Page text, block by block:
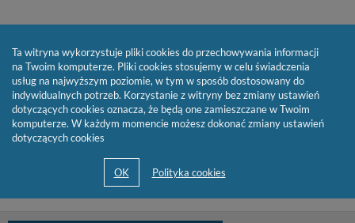
Ta witryna wykorzystuje pliki cookies do przechowywania informacji
na Twoim komputerze. Pliki cookies stosujemy w celu świadczenia
usług na najwyższym poziomie, w tym w sposób dostosowany do
indywidualnych potrzeb. Korzystanie z witryny bez zmiany ustawień
dotyczących cookies oznacza, że będą one zamieszczane w Twoim
komputerze. W każdym momencie możesz dokonać zmiany ustawień
dotyczących cookies